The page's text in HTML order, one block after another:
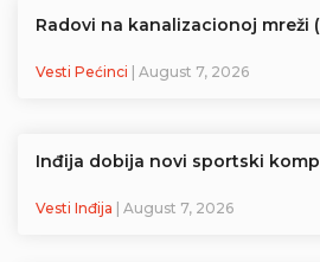
Radovi na kanalizacionoj mreži
Vesti Pećinci | August 7, 2026
Inđija dobija novi sportski
Vesti Inđija | August 7, 2026